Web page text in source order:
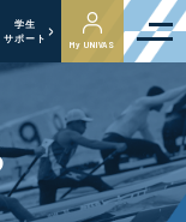
学生
サポート
My UNIVAS